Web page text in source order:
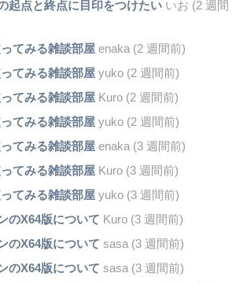
起点と終点に目印をつけたいいお (2 週間
てみる雑談部屋enaka (2 週間前)
てみる雑談部屋yuko (2 週間前)
てみる雑談部屋Kuro (2 週間前)
てみる雑談部屋yuko (2 週間前)
てみる雑談部屋enaka (3 週間前)
てみる雑談部屋Kuro (3 週間前)
てみる雑談部屋yuko (3 週間前)
のX64版について Kuro (3 週間前)
のX64版について sasa (3 週間前)
のX64版について sasa (3 週間前)